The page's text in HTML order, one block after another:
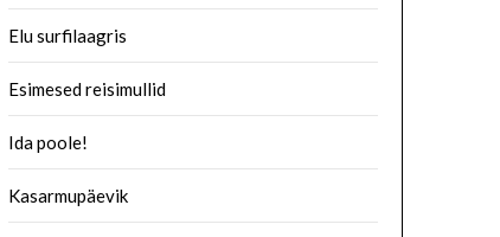
Elu surfilaagris
Esimesed reisimullid
Ida poole!
Kasarmupäevik